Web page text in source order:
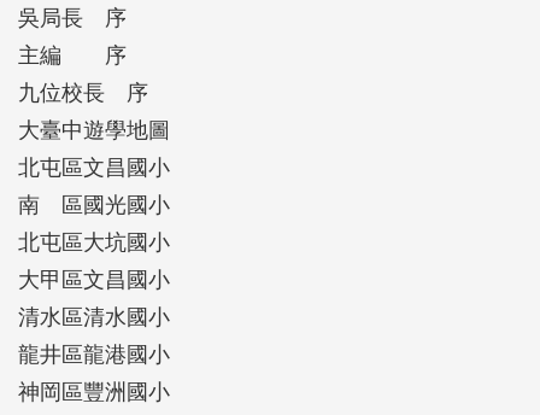
吳局長 序
主編 序
九位校長 序
大臺中遊學地圖
北屯區文昌國小
南 區國光國小
北屯區大坑國小
大甲區文昌國小
清水區清水國小
龍井區龍港國小
神岡區豐洲國小